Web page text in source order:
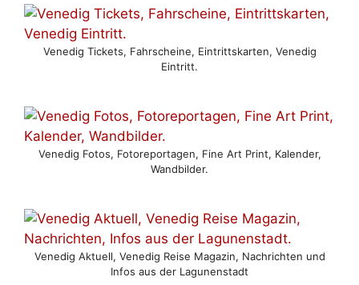
Venedig Tickets, Fahrscheine, Eintrittskarten, Venedig
Eintritt.
Venedig Fotos, Fotoreportagen, Fine Art Print, Kalender,
Wandbilder.
Venedig Aktuell, Venedig Reise Magazin, Nachrichten und
Infos aus der Lagunenstadt